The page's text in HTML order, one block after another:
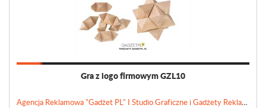
Gra z logo firmowym GZL10
Agencja Reklamowa "Gadżet PL" I Studio Graficzne i Gadżety Reklamowe